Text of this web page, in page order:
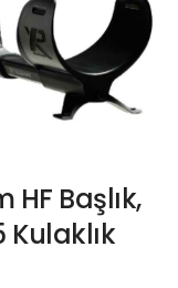
Başlık,
Kulaklık